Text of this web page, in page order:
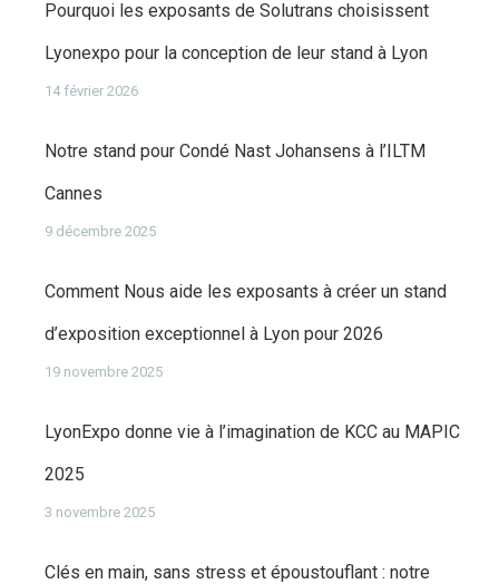
Pourquoi les exposants de Solutrans choisissent
Lyonexpo pour la conception de leur stand à Lyon
14 février 2026
Notre stand pour Condé Nast Johansens à l’ILTM
Cannes
9 décembre 2025
Comment Nous aide les exposants à créer un stand
d’exposition exceptionnel à Lyon pour 2026
19 novembre 2025
LyonExpo donne vie à l’imagination de KCC au MAPIC
2025
3 novembre 2025
Clés en main, sans stress et époustouflant : notre